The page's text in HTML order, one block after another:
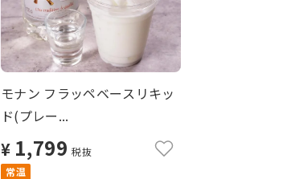
モナン フラッペベースリキッ
ド(プレー...
¥ 1,799 税抜
常温